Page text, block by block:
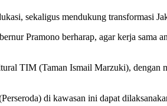
sekaligus mendukung transformasi
Pramono berharap, agar kerja sama
TIM (Taman Ismail Marzuki), dengan
di kawasan ini dapat